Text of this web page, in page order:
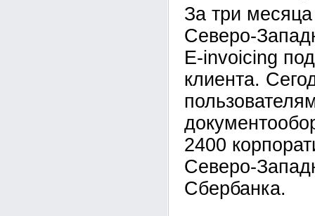
За три
Северо-
E-invoicing
клиента.
2400
Северо-
Сбербанка.